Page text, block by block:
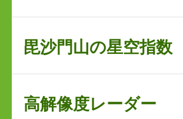
毘沙門山の星空指数
高解像度レーダー